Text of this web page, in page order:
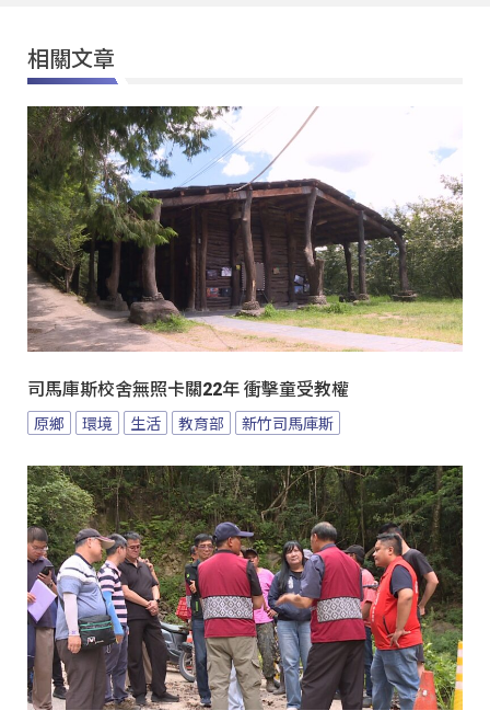
相關文章
司馬庫斯校舍無照卡關22年 衝擊童受教權
原鄉 環境 生活 教育部 新竹司馬庫斯